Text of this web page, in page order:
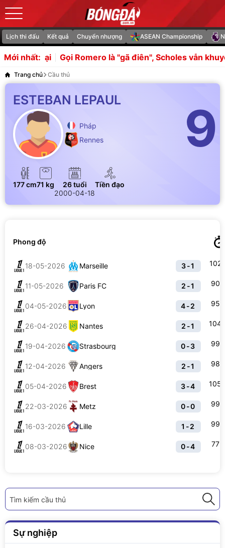
Lịch thi đấu Kết quả Chuyển nhượng ASEAN Championship
Mới nhất:
ở lại Gọi Romero là "gã điên", Scholes vẫn khuyên MU
Trang chủ Cầu thủ
ESTEBAN LEPAUL
Pháp
Rennes
177 cm71 kg
26 tuổi
2000-04-18
Tiền đạo
9
Phong độ
18-05-2026 Marseille 3-1 102
11-05-2026 Paris FC 2-1 90
04-05-2026 Lyon 4-2 95
26-04-2026 Nantes 2-1 104
19-04-2026 Strasbourg 0-3 99
12-04-2026 Angers 2-1 98
05-04-2026 Brest 3-4 105
22-03-2026 Metz 0-0 99
16-03-2026 Lille 1-2 99
08-03-2026 Nice 0-4 77
Tìm kiếm cầu thủ
Sự nghiệp